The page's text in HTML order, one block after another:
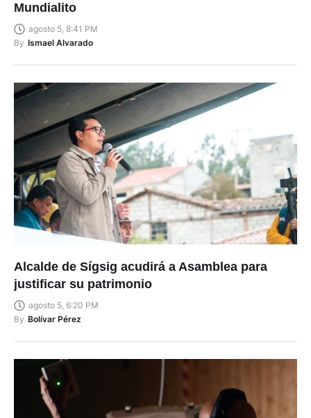
Mundialito
agosto 5, 8:41 PM
By Ismael Alvarado
Alcalde de Sígsig acudirá a Asamblea para
justificar su patrimonio
agosto 5, 6:20 PM
By Bolívar Pérez